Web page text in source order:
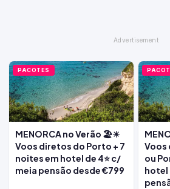
PACOTES
MENORCA no Verão 🏖️☀
Voos diretos do Porto + 7
noites em hotel de 4⭐ c/
meia pensão desde €799
Voos
ou
hotel